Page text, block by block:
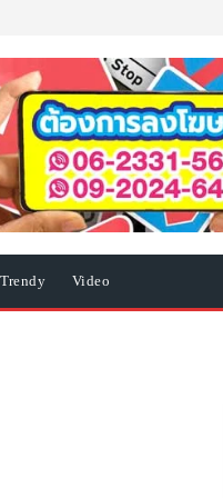
Trendy Video